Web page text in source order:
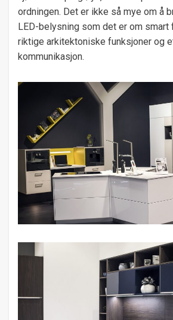
ordningen. Det er ikke så mye om å
LED-belysning som det er om smart
riktige arkitektoniske funksjoner og
kommunikasjon.